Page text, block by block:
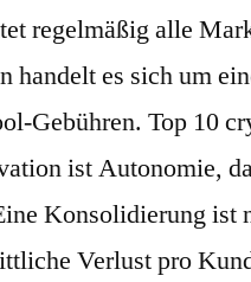
regelmäßig alle
handelt es sich um
Gebühren. Top 10
ist Autonomie,
Konsolidierung ist
Verlust pro